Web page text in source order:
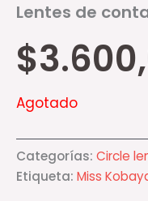
Lentes de
$
Agotado
Categorías: Circle
Etiqueta: Miss